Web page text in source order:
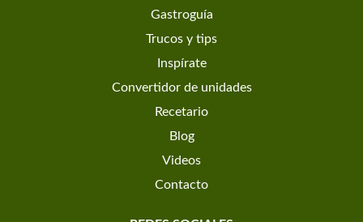
Gastroguía
Trucos y tips
Inspírate
Convertidor de unidades
Recetario
Blog
Videos
Contacto